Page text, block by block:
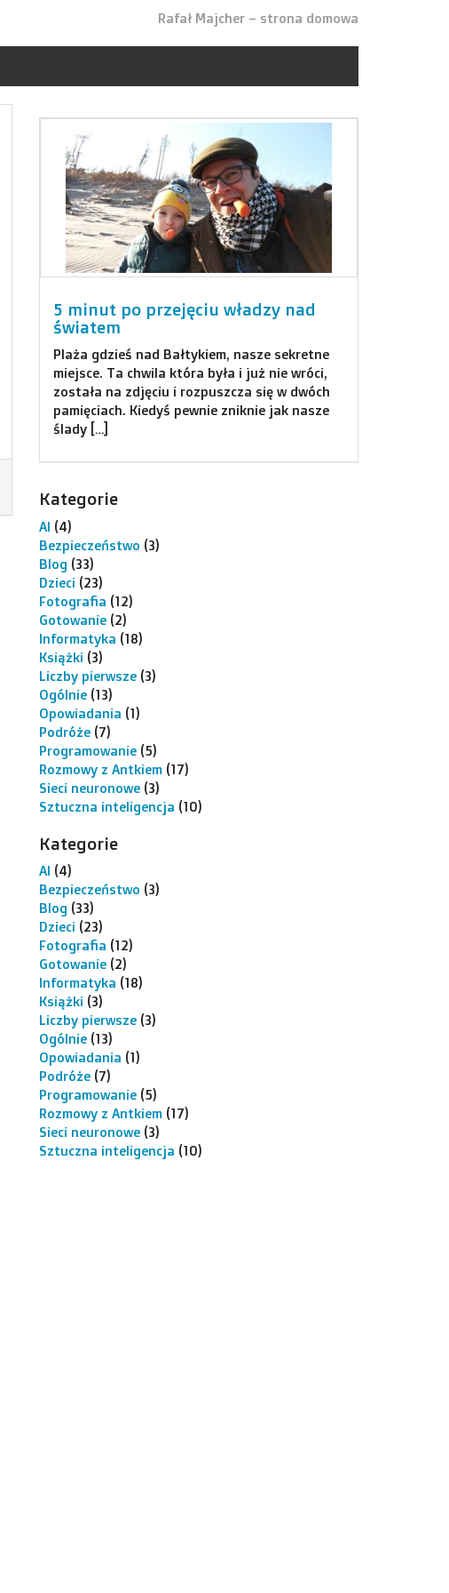
Rafał Majcher – strona domowa
5 minut po przejęciu władzy nad
światem
Plaża gdzieś nad Bałtykiem, nasze sekretne
miejsce. Ta chwila która była i już nie wróci,
została na zdjęciu i rozpuszcza się w dwóch
pamięciach. Kiedyś pewnie zniknie jak nasze
ślady […]
Kategorie
AI (4)
Bezpieczeństwo (3)
Blog (33)
Dzieci (23)
Fotografia (12)
Gotowanie (2)
Informatyka (18)
Książki (3)
Liczby pierwsze (3)
Ogólnie (13)
Opowiadania (1)
Podróże (7)
Programowanie (5)
Rozmowy z Antkiem (17)
Sieci neuronowe (3)
Sztuczna inteligencja (10)
Kategorie
AI (4)
Bezpieczeństwo (3)
Blog (33)
Dzieci (23)
Fotografia (12)
Gotowanie (2)
Informatyka (18)
Książki (3)
Liczby pierwsze (3)
Ogólnie (13)
Opowiadania (1)
Podróże (7)
Programowanie (5)
Rozmowy z Antkiem (17)
Sieci neuronowe (3)
Sztuczna inteligencja (10)